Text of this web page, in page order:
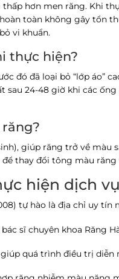
hơn men răng. Khi
toàn không gây tổn
vi khuẩn.
thực hiện?
đó đã loại bỏ “lớp áo”
24-48 giờ khi các
giúp răng trở về màu
thay đổi tông màu
hiện dịch
tự hào là địa chỉ uy tín
sĩ chuyên khoa Răng
quá trình điều trị diễn